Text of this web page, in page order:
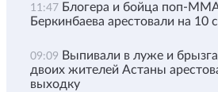
11:47 Блогера и бойца поп-
Беркинбаева арестовали на 10
09:09 Выпивали в луже и
двоих жителей Астаны
выходку